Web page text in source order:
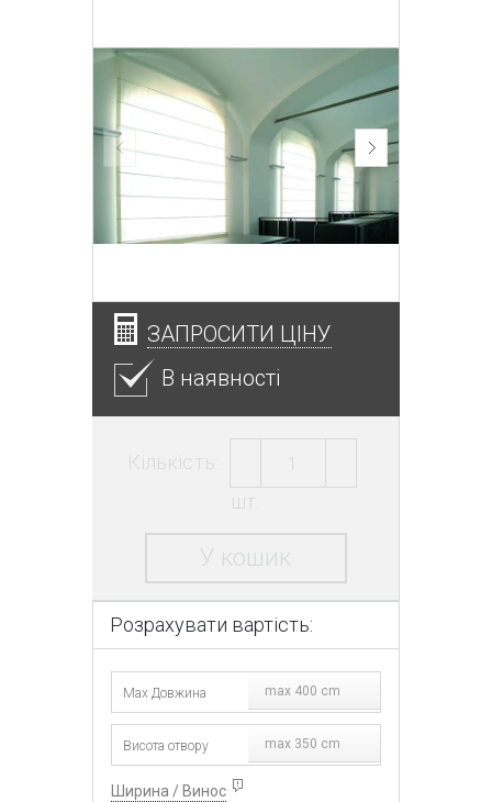
ЗАПРОСИТИ ЦІНУ
В наявності
Кількість:
шт.
У кошик
Розрахувати вартість:
max 400 cm
max 350 cm
Ширина / Винос